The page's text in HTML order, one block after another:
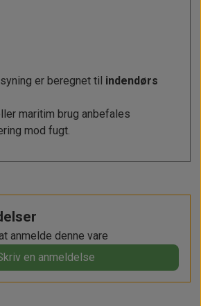
er beregnet til indendørs
maritim brug anbefales
mod fugt.
anmelde denne vare
en anmeldelse